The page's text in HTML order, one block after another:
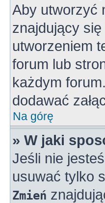
Aby utworzyć
znajdujący
utworzeniem
forum lub
każdym
dodawać
Na górę
» W jaki
Jeśli nie
usuwać tylko
Zmień